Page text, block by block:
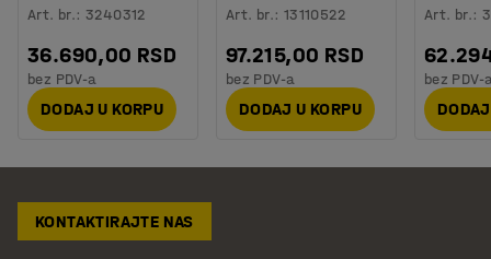
Art. br.:3240312
36.690,00 RSD
bez PDV-a
DODAJ U KORPU
Art. br.: 13110522
97.215,00 RSD
bez PDV-a
DODAJ U KORPU
Art. br.:
bez PDV-
KONTAKTIRAJTE NAS